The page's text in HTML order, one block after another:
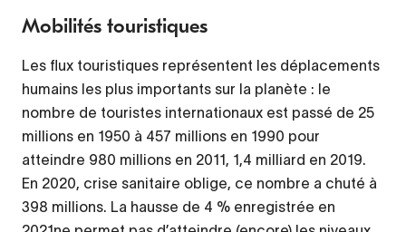
Mobilités touristiques
Les flux touristiques représentent les déplacements
humains les plus importants sur la planète : le
nombre de touristes internationaux est passé de 25
millions en 1950 à 457 millions en 1990 pour
atteindre 980 millions en 2011, 1,4 milliard en 2019.
En 2020, crise sanitaire oblige, ce nombre a chuté à
398 millions. La hausse de 4 % enregistrée en